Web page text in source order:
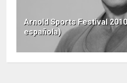
Arnold Sports Festival
española)